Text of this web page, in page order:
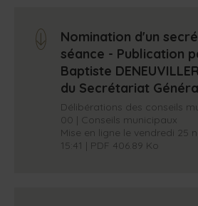
arrow_down
Nomination d'un
séance - Publication
Baptiste
du Secrétariat
Délibérations des conseils
00 | Conseils municipaux
Mise en ligne le vendredi 25
15:41 | PDF 406.89 Ko